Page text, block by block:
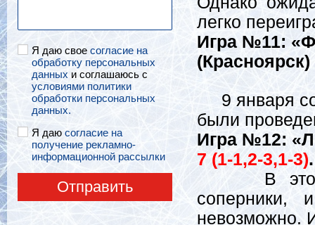
Я даю свое согласие на
обработку персональных
данных и соглашаюсь с
условиями политики
обработки персональных
данных.
Я даю согласие на
получение рекламно-
информационной рассылки
Отправить
легко
Игра №11:
(Красноярск)
9 января
были
Игра №12:
7 (1-1,2-3,1-3).
В этой
соперники,
невозможно.